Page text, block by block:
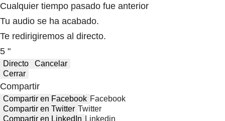
Cualquier tiempo pasado fue anterior
Tu audio se ha acabado.
Te redirigiremos al directo.
5 "
Directo
Cancelar
Cerrar
Compartir
Compartir en Facebook Facebook
Compartir en Twitter Twitter
Compartir en LinkedIn Linkedin